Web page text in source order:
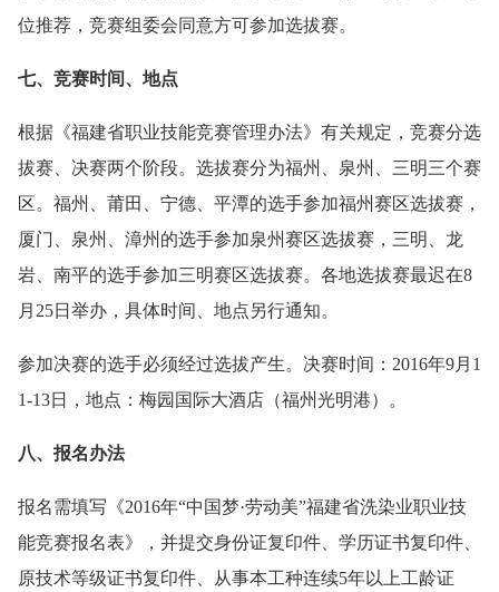
位推荐，竞赛组委会同意方可参加选拔赛。
七、竞赛时间、地点
根据《福建省职业技能竞赛管理办法》有关规定，竞赛分选
拔赛、决赛两个阶段。选拔赛分为福州、泉州、三明三个赛
区。福州、莆田、宁德、平潭的选手参加福州赛区选拔赛，
厦门、泉州、漳州的选手参加泉州赛区选拔赛，三明、龙
岩、南平的选手参加三明赛区选拔赛。各地选拔赛最迟在8
月25日举办，具体时间、地点另行通知。
参加决赛的选手必须经过选拔产生。决赛时间：2016年9月1
1-13日，地点：梅园国际大酒店（福州光明港）。
八、报名办法
报名需填写《2016年“中国梦·劳动美”福建省洗染业职业技
能竞赛报名表》，并提交身份证复印件、学历证书复印件、
原技术等级证书复印件、从事本工种连续5年以上工龄证